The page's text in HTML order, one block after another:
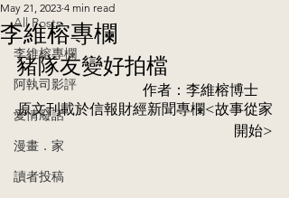
All Posts
李維榕專欄
阿執司影評
愛情廢話
漫畫．家
讀者投稿
李維榕專欄
May 21, 2023 4 min read
豬隊友變好拍檔
作者：李維榕博⼠
原⽂刊載於信報財經新聞專欄<故事從家
開始>